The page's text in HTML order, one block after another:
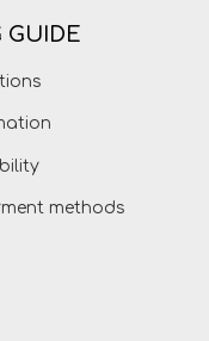
GUIDE
methods